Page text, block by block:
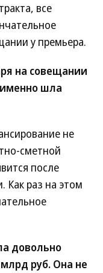
все
у премьера.
на совещании
шла
не
сметной
после
Как раз на этом
довольно
руб. Она не